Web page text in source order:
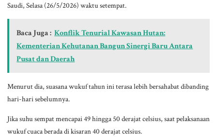
Saudi, Selasa (26/5/2026) waktu setempat.
Baca Juga : Konflik Tenurial Kawasan Hutan:
Kementerian Kehutanan Bangun Sinergi Baru Antara
Pusat dan Daerah
Menurut dia, suasana wukuf tahun ini terasa lebih bersahabat dibanding
hari-hari sebelumnya.
Jika suhu sempat mencapai 49 hingga 50 derajat celsius, saat pelaksanaan
wukuf cuaca berada di kisaran 40 derajat celsius.